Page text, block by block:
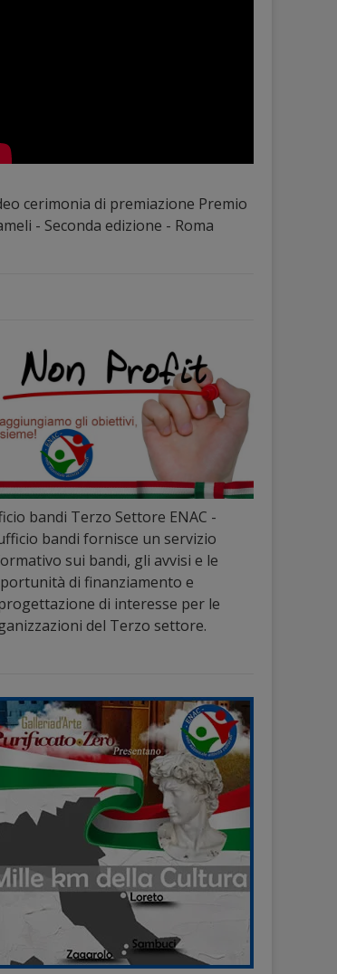
cerimonia di premiazione Premio
- Seconda edizione - Roma
bandi Terzo Settore ENAC -
bandi fornisce un servizio
sui bandi, gli avvisi e le
di finanziamento e
di interesse per le
del Terzo settore.